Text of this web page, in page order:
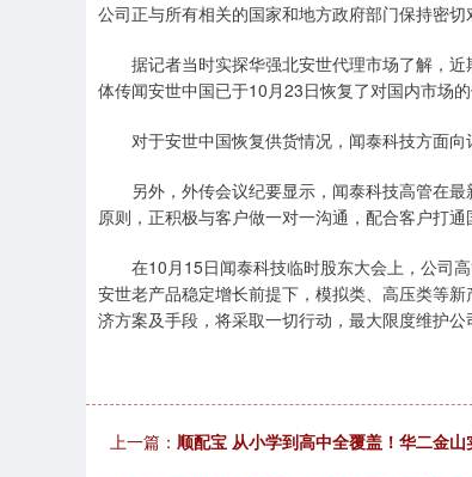
公司正与所有相关的国家和地方政府部门保持密切
据记者当时实探华强北安世代理市场了解，近
体传闻安世中国已于10月23日恢复了对国内市场
对于安世中国恢复供货情况，闻泰科技方面向
另外，外传会议纪要显示，闻泰科技高管在最
原则，正积极与客户做一对一沟通，配合客户打
在10月15日闻泰科技临时股东大会上，公司高
安世老产品稳定增长前提下，模拟类、高压类等
济方案及手段，将采取一切行动，最大限度维护公
上一篇： 顺配宝 从小学到高中全覆盖！华二金